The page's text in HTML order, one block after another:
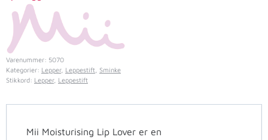
Varenummer: 5070
Kategorier: Lepper, Leppestift
Sminke
Stikkord: Lepper, Leppestift
Mii Moisturising Lip Lover er en